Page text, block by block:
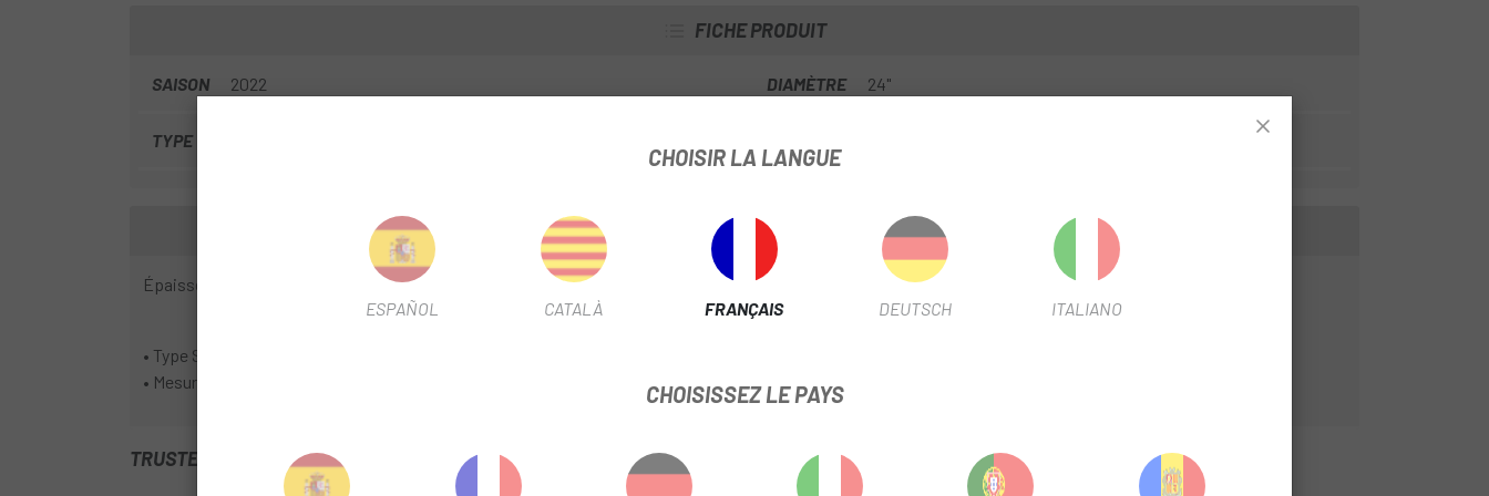
FICHE PRODUIT
SAISON 2022 DIAMÈTRE 24"
TYPE VALVE
INFORMATION PRODUIT
Épaisseur constante pour une qualité maximale.
• Type Schrader.
• Mesure 24x2,4/3,0.
TRUSTED SHOPS REVIEWS
CHOISIR LA LANGUE
ESPAÑOL CATALÀ FRANÇAIS DEUTSCH ITALIANO
CHOISISSEZ LE PAYS